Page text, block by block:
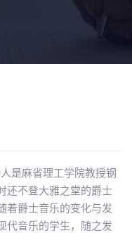
是麻省理工学院教授钢
还不登大雅之堂的爵士
着爵士音乐的变化与发
代音乐的学生，随之发